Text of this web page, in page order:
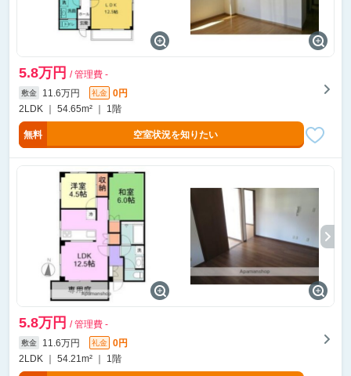
5.8万円 / 管理費 -
敷金 11.6万円 礼金
0円
2LDK ｜ 54.65m² ｜ 1階
無料 空室状況を知りたい
5.8万円 / 管理費 -
敷金 11.6万円 礼金
0円
2LDK ｜ 54.21m² ｜ 1階